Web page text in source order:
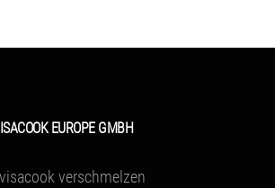
EUROPE GMBH
verschmelzen